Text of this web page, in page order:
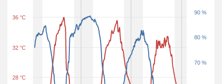
28 °C
32 °C
36 °C
70 %
80 %
90 %